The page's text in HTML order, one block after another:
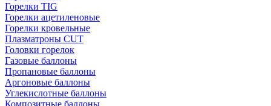
Горелки TIG
Горелки ацетиленовые
Горелки кровельные
Плазматроны CUT
Головки горелок
Газовые баллоны
Пропановые баллоны
Аргоновые баллоны
Углекислотные баллоны
Композитные баллоны